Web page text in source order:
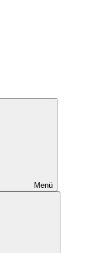
Menü